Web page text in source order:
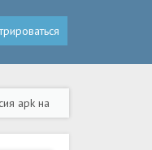
apk на